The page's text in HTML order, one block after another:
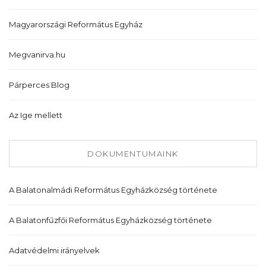
Magyarországi Református Egyház
Megvanirva.hu
Párperces Blog
Az Ige mellett
DOKUMENTUMAINK
A Balatonalmádi Református Egyházközség története
A Balatonfűzfői Református Egyházközség története
Adatvédelmi irányelvek